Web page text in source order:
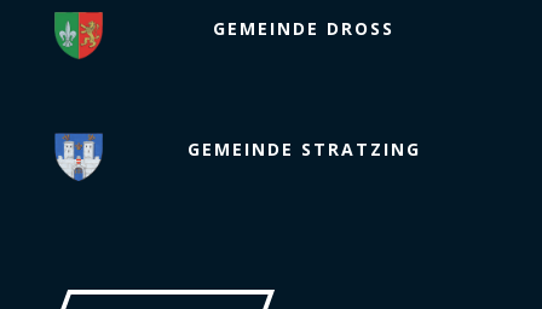
GEMEINDE DROSS
GEMEINDE STRATZING